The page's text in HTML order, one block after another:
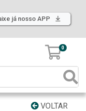
já nosso APP
0
VOLTAR